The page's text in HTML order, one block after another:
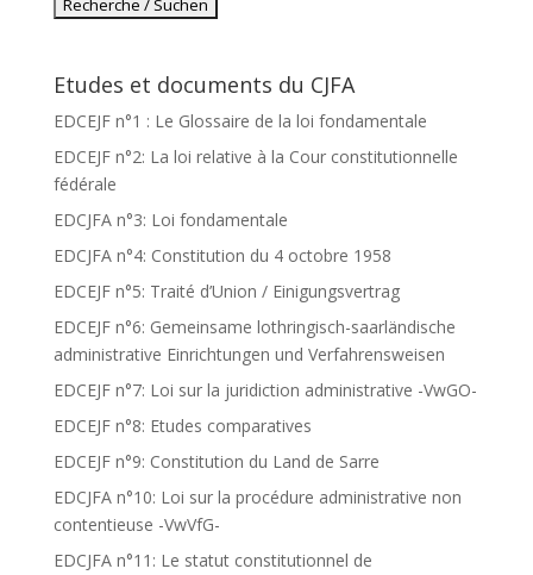
Etudes et documents du CJFA
EDCEJF n°1 : Le Glossaire de la loi fondamentale
EDCEJF n°2: La loi relative à la Cour constitutionnelle
fédérale
EDCJFA n°3: Loi fondamentale
EDCJFA n°4: Constitution du 4 octobre 1958
EDCEJF n°5: Traité d’Union / Einigungsvertrag
EDCEJF n°6: Gemeinsame lothringisch-saarländische
administrative Einrichtungen und Verfahrensweisen
EDCEJF n°7: Loi sur la juridiction administrative -VwGO-
EDCEJF n°8: Etudes comparatives
EDCEJF n°9: Constitution du Land de Sarre
EDCJFA n°10: Loi sur la procédure administrative non
contentieuse -VwVfG-
EDCJFA n°11: Le statut constitutionnel de